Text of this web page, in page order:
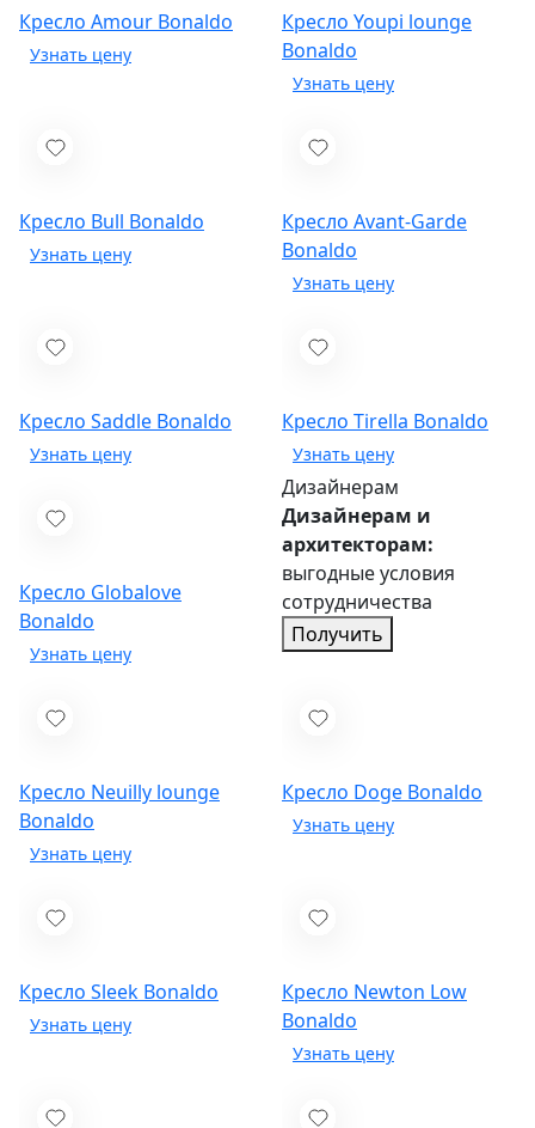
Кресло Amour Bonaldo
Кресло Youpi lounge
Bonaldo
Кресло Bull Bonaldo
Кресло Avant-Garde
Bonaldo
Кресло Saddle Bonaldo Кресло Tirella Bonaldo
Кресло Globalove
Bonaldo
Дизайнерам
Дизайнерам и
архитекторам:
выгодные условия
сотрудничества
Получить
Кресло Neuilly lounge
Bonaldo
Кресло Doge Bonaldo
Кресло Sleek Bonaldo
Кресло Newton Low
Bonaldo